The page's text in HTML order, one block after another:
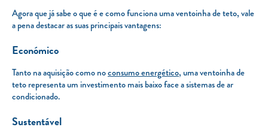
Agora que já sabe o que é e como funciona uma ventoinha de teto, vale
a pena destacar as suas principais vantagens:
Económico
Tanto na aquisição como noconsumo energético, uma ventoinha de
teto representa um investimento mais baixo face a sistemas de ar
condicionado.
Sustentável